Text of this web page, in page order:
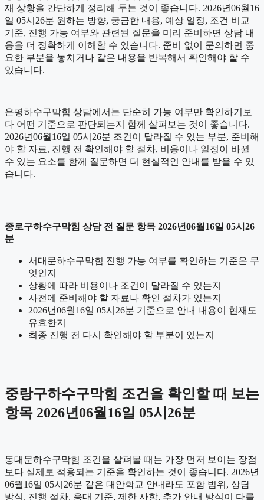
재 상황을 간단하게 정리해 두는 것이 좋습니다. 2026년06월16
일 05시26분 원하는 방향, 궁금한 내용, 예상 일정, 조건 비교
기준, 진행 가능 여부와 관련된 질문을 미리 준비하면 상담 내
용을 더 정확하게 이해할 수 있습니다. 준비 없이 문의하면 중
요한 부분을 놓치거나 같은 내용을 반복해서 확인해야 할 수
있습니다.
은평하수구막힘 상담에서는 단순히 가능 여부만 확인하기보
다 어떤 기준으로 판단되는지 함께 살펴보는 것이 좋습니다.
2026년06월16일 05시26분 조건이 달라질 수 있는 부분, 준비해
야 할 자료, 진행 전 확인해야 할 절차, 비용이나 일정이 바뀔
수 있는 요소를 함께 질문하면 더 현실적인 안내를 받을 수 있
습니다.
종로구하수구막힘 상담 전 질문 항목 2026년06월16일 05시26
분
서대문하수구막힘 진행 가능 여부를 확인하는 기준은 무
엇인지
상황에 따라 비용이나 조건이 달라질 수 있는지
사전에 준비해야 할 자료나 확인 절차가 있는지
2026년06월16일 05시26분 기준으로 안내 내용이 현재도
유효한지
최종 진행 전 다시 확인해야 할 부분이 있는지
중랑구하수구막힘 조건을 확인할 때 보는
항목 2026년06월16일 05시26분
동대문하수구막힘 조건을 살펴볼 때는 가장 먼저 보이는 장점
보다 실제로 적용되는 기준을 확인하는 것이 좋습니다. 2026년
06월16일 05시26분 같은 대안학교 안내라도 포함 범위, 상담
방식, 진행 절차, 응대 기준, 제한 사항, 추가 안내 방식이 다를